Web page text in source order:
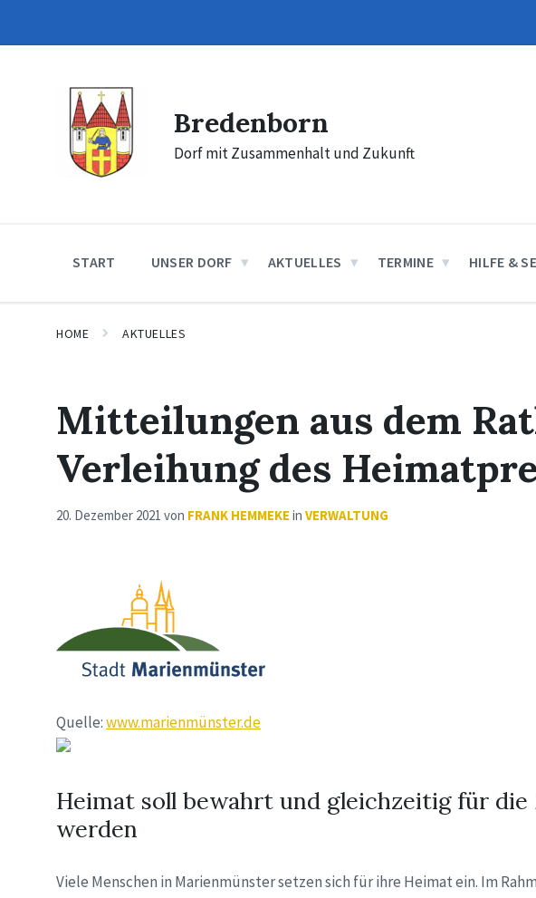
content
main
footer
Bredenborn
Dorf mit Zusammenhalt und Zukunft
START UNSER DORF AKTUELLES TERMINE HILFE &
HOME AKTUELLES
Mitteilungen aus dem
Verleihung des
20. Dezember 2021 von FRANK HEMMEKE in VERWALTUNG
Quelle:www.marienmünster.de
Heimat soll bewahrt und gleichzeitig für
werden
Viele Menschen in Marienmünster setzen sich für ihre Heimat ein. Im